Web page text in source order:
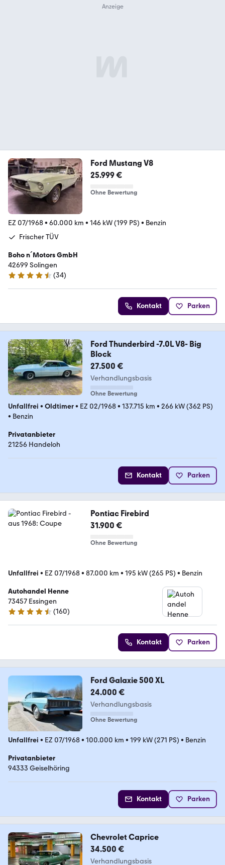
Ford Mustang V8
25.999 €
Ohne Bewertung
EZ 07/1968• 60.000 km • 146 kW (199 PS) • Benzin
Frischer TÜV
Boho n´Motors GmbH
42699 Solingen
4.7 Sterne
(34)
Kontakt Parken
Ford Thunderbird -7.0L V8- Big
Block
27.500 €
Verhandlungsbasis
Ohne Bewertung
Unfallfrei • Oldtimer• EZ 02/1968• 137.715 km • 266 kW (362 PS)
• Benzin
Privatanbieter
21256 Handeloh
Kontakt Parken
Pontiac Firebird
31.900 €
Ohne Bewertung
Unfallfrei • EZ 07/1968• 87.000 km • 195 kW (265 PS) • Benzin
Autohandel Henne
73457 Essingen­­­
4.5 Sterne
(160)
Kontakt Parken
Ford Galaxie 500 XL
24.000 €
Verhandlungsbasis
Ohne Bewertung
Unfallfrei • EZ 07/1968• 100.000 km • 199 kW (271 PS) • Benzin
Privatanbieter
94333 Geiselhöring
Kontakt Parken
Chevrolet Caprice
34.500 €
Verhandlungsbasis